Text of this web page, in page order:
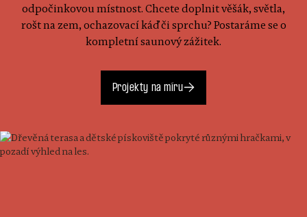
odpočinkovou místnost. Chcete doplnit věšák, světla,
rošt na zem, ochazovací káď či sprchu? Postaráme se o
kompletní saunový zážitek.
Projekty na míru